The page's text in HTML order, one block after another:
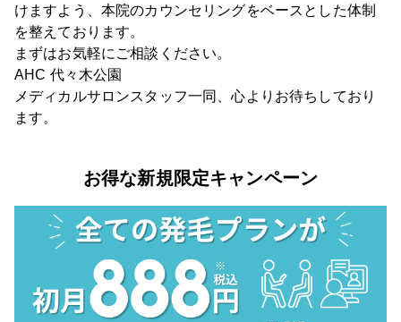
けますよう、本院のカウンセリングをベースとした体制
を整えております。
まずはお気軽にご相談ください。
AHC 代々木公園
メディカルサロンスタッフ一同、心よりお待ちしており
ます。
お得な新規限定キャンペーン